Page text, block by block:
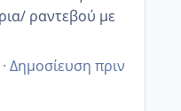
ραντεβού με
βοηθάει
Γερμανία και
Δημοσίευση πριν